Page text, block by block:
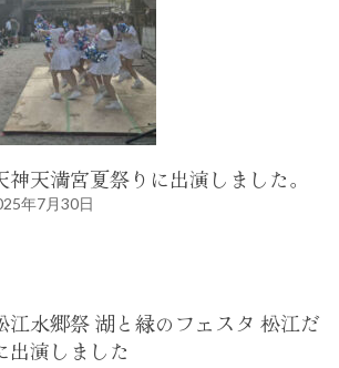
神天満宮夏祭りに出演しました。
年7月30日
江水郷祭 湖と緑のフェスタ 松江だ
演しました